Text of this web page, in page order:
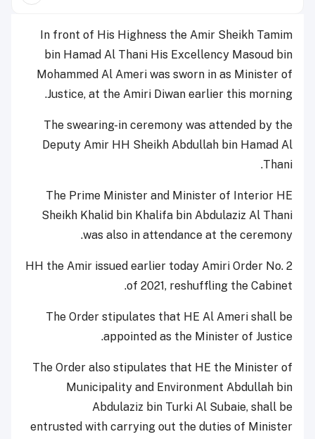
In front of His Highness the Amir Sheikh Tamim
bin Hamad Al Thani His Excellency Masoud bin
Mohammed Al Ameri was sworn in as Minister of
Justice, at the Amiri Diwan earlier this morning.
The swearing-in ceremony was attended by the
Deputy Amir HH Sheikh Abdullah bin Hamad Al
Thani.
The Prime Minister and Minister of Interior HE
Sheikh Khalid bin Khalifa bin Abdulaziz Al Thani
was also in attendance at the ceremony.
HH the Amir issued earlier today Amiri Order No. 2
of 2021, reshuffling the Cabinet.
The Order stipulates that HE Al Ameri shall be
appointed as the Minister of Justice.
The Order also stipulates that HE the Minister of
Municipality and Environment Abdullah bin
Abdulaziz bin Turki Al Subaie, shall be
entrusted with carrying out the duties of Minister